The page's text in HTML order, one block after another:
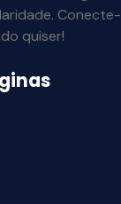
quiser!